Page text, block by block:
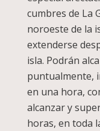
cumbres de La
noroeste de la
extenderse
isla. Podrán
puntualmente,
en una hora,
alcanzar y
horas, en toda